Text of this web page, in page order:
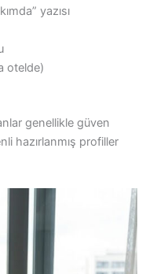
yazısı
otelde)
genellikle güven
hazırlanmış profiller